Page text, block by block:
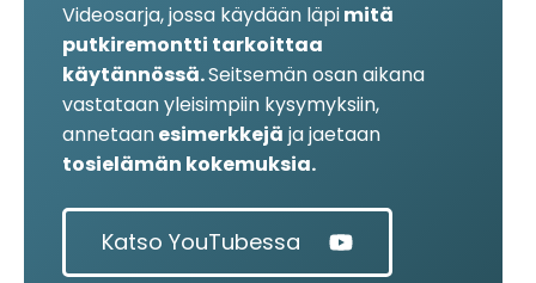
Videosarja, jossa käydään läpimitä
putkiremontti tarkoittaa
käytännössä.Seitsemän osan aikana
vastataan yleisimpiin kysymyksiin,
annetaanesimerkkejä ja jaetaan
tosielämän kokemuksia.
Katso YouTubessa